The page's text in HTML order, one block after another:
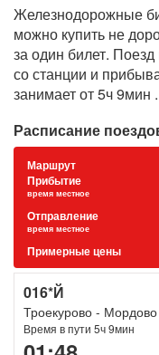
Железнодорожные
можно купить не
за один билет.
со станции и
занимает от 5ч 9мин .
Расписание
Маршрут
Прибытие
время местное
Отправление
время местное
Примерные цены
016*Й
Троекурово - Мордово
Время в пути 5ч 9мин